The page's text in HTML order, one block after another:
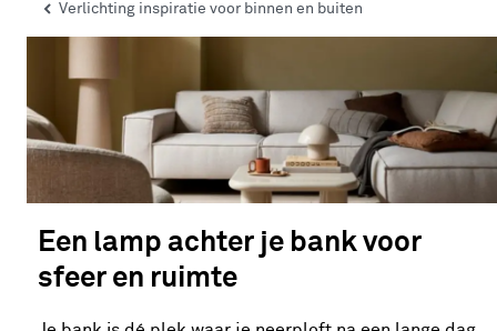
Verlichting inspiratie voor binnen en buiten
Een lamp achter je bank voor
sfeer en ruimte